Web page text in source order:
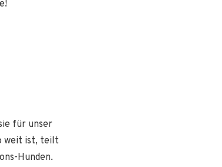
für unser
weit ist, teilt
Hunden.